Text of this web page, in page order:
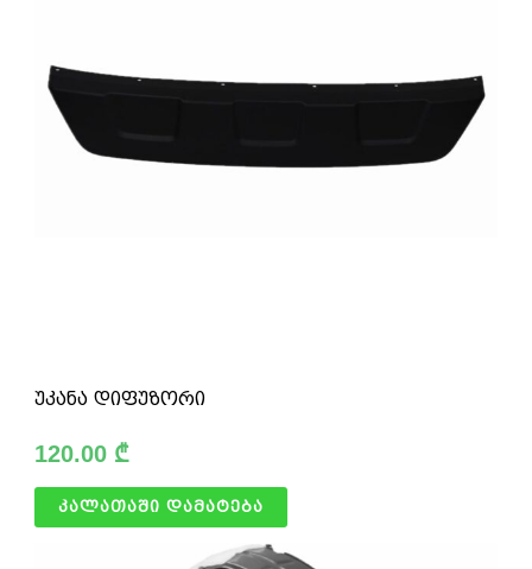
უკანა დიფუზორი
120.00 ₾
კალათაში დამატება